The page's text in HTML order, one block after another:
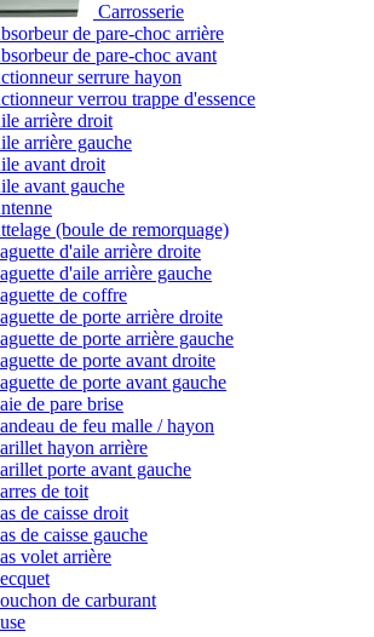
Carrosserie
de pare-choc arrière
de pare-choc avant
serrure hayon
verrou trappe d'essence
arrière droit
arrière gauche
avant droit
avant gauche
(boule de remorquage)
d'aile arrière droite
d'aile arrière gauche
de coffre
de porte arrière droite
de porte arrière gauche
de porte avant droite
de porte avant gauche
de pare brise
de feu malle / hayon
hayon arrière
porte avant gauche
de toit
de caisse droit
de caisse gauche
volet arrière
de carburant